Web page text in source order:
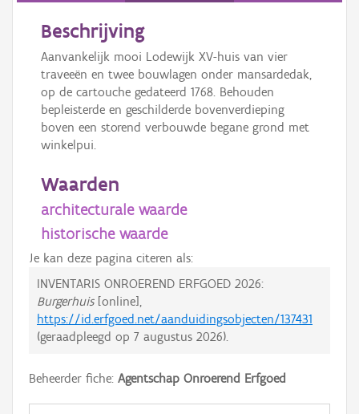
Beschrijving
Aanvankelijk mooi Lodewijk XV-huis van vier
traveeën en twee bouwlagen onder mansardedak,
op de cartouche gedateerd 1768. Behouden
bepleisterde en geschilderde bovenverdieping
boven een storend verbouwde begane grond met
winkelpui.
Waarden
architecturale waarde
historische waarde
Je kan deze pagina citeren als:
INVENTARIS ONROEREND ERFGOED 2026:
Burgerhuis[online],
https://id.erfgoed.net/aanduidingsobjecten/137431
(geraadpleegd op 7 augustus 2026).
Beheerder fiche: Agentschap Onroerend Erfgoed